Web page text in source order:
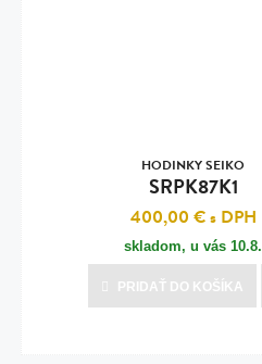
HODINKY SEIKO
SRPK87K1
400,00 €s DPH
skladom, u vás 10.8.
PRIDAŤ DO KOŠÍKA